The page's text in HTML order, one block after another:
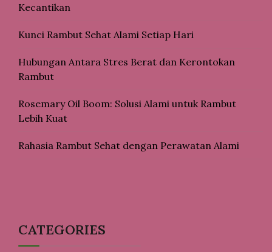
Kecantikan
Kunci Rambut Sehat Alami Setiap Hari
Hubungan Antara Stres Berat dan Kerontokan
Rambut
Rosemary Oil Boom: Solusi Alami untuk Rambut
Lebih Kuat
Rahasia Rambut Sehat dengan Perawatan Alami
CATEGORIES